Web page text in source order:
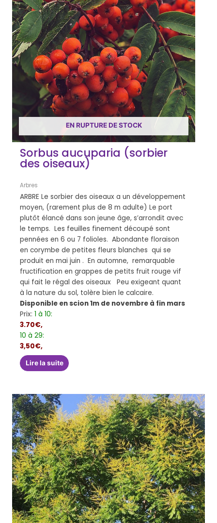
EN RUPTURE DE STOCK
Sorbus aucuparia (sorbier
des oiseaux)
Arbres
ARBRE Le sorbier des oiseaux a un développement
moyen, (rarement plus de 8 m adulte) Le port
plutôt élancé dans son jeune âge, s’arrondit avec
le temps. Les feuilles finement découpé sont
pennées en 6 ou 7 folioles. Abondante floraison
en corymbe de petites fleurs blanches qui se
produit en mai juin . En automne, remarquable
fructification en grappes de petits fruit rouge vif
qui fait le régal des oiseaux Peu exigeant quant
à la nature du sol, tolère bien le calcaire.
Disponible en scion 1m de novembre à fin mars
Prix:1 à 10:
3.70€,
10 à 29:
3,50€,
Lire la suite